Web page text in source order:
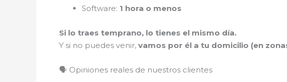
Software: 1 hora o menos
Si lo traes temprano, lo tienes el mismo día.
Y si no puedes venir, vamos por él a tu domicilio (en
🗣️ Opiniones reales de nuestros clientes